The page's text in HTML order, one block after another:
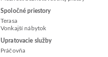
Spoločné priestory
Terasa
Vonkajší nábytok
Upratovacie služby
Práčovňa